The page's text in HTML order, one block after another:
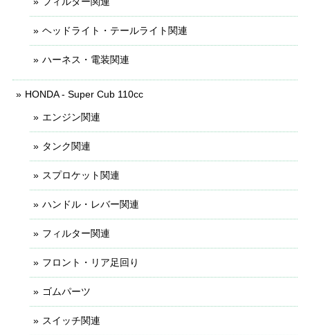
ヘッドライト・テールライト関連
ハーネス・電装関連
HONDA - Super Cub 110cc
エンジン関連
タンク関連
スプロケット関連
ハンドル・レバー関連
フィルター関連
フロント・リア足回り
ゴムパーツ
スイッチ関連